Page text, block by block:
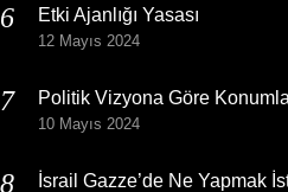
Etki Ajanlığı Yasası
12 Mayıs 2024
Politik Vizyona Göre
10 Mayıs 2024
İsrail Gazze’de Ne Yapmak